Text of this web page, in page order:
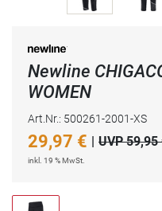
Newline
WOMEN
Art.Nr.: 500261-2001-XS
29,97 € | UVP 59,95
inkl. 19 % MwSt.